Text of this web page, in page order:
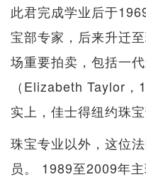
此君完成学业后于
宝部专家，后来升迁
场重要拍卖，包括一
（Elizabeth Taylor
实上，佳士得纽约珠
珠宝专业以外，这位
员。 1989至2009年